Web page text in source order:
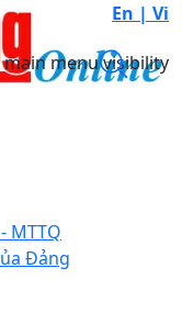
En | Vi
main menu visibility
MTTQ
Đảng